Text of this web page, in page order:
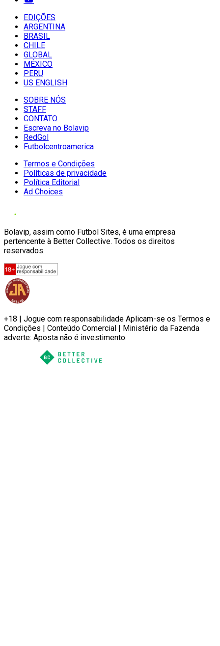
EDIÇÕES
ARGENTINA
BRASIL
CHILE
GLOBAL
MÉXICO
PERU
US ENGLISH
SOBRE NÓS
STAFF
CONTATO
Escreva no Bolavip
RedGol
Futbolcentroamerica
Termos e Condições
Políticas de privacidade
Política Editorial
Ad Choices
Bolavip, assim como Futbol Sites, é uma empresa
pertencente à Better Collective. Todos os direitos
reservados.
+18 | Jogue com responsabilidade Aplicam-se os Termos e
Condições | Conteúdo Comercial | Ministério da Fazenda
adverte: Aposta não é investimento.